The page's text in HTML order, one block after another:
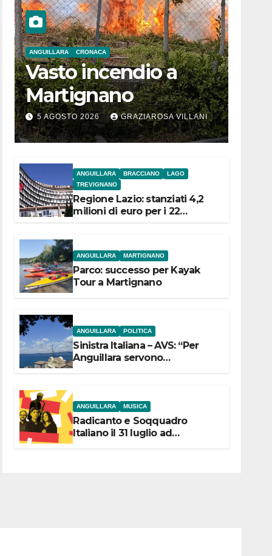
ANGUILLARA CRONACA
Vasto incendio a
Martignano
5 AGOSTO 2026 GRAZIAROSA VILLANI
ANGUILLARA BRACCIANO
LAGO
TREVIGNANO
Regione Lazio: stanziati 4,2
milioni di euro per i 22
ANGUILLARA MARTIGNANO
Parco: successo per Kayak
Tour a Martignano
ANGUILLARA POLITICA
Sinistra Italiana – AVS: “Per
Anguillara servono
ANGUILLARA MUSICA
Radicanto e Soqquadro
Italiano il 31 luglio ad